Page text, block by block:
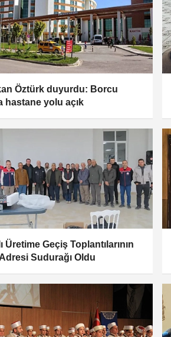
Öztürk duyurdu: Borcu
hastane yolu açık
Üretime Geçiş Toplantılarının
Sudurağı Oldu